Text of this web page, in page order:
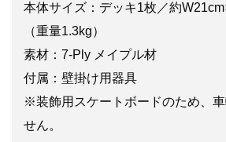
本体サイズ：デッキ1枚／約
（重量1.3kg）
素材：7-Ply メイプル材
付属：壁掛け用器具
※装飾用スケートボードのため、
せん。